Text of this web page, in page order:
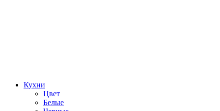
Кухни
Цвет
Белые